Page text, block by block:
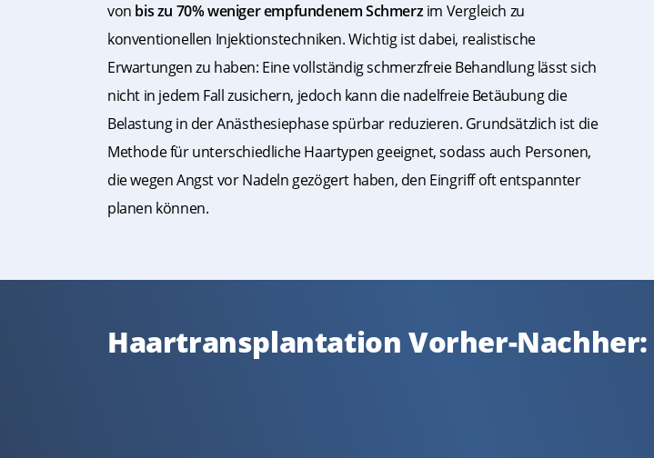
von bis zu 70% weniger empfundenem Schmerzim Vergleich zu
konventionellen Injektionstechniken. Wichtig ist dabei, realistische
Erwartungen zu haben: Eine vollständig schmerzfreie Behandlung lässt sich
nicht in jedem Fall zusichern, jedoch kann die nadelfreie Betäubung die
Belastung in der Anästhesiephase spürbar reduzieren. Grundsätzlich ist die
Methode für unterschiedliche Haartypen geeignet, sodass auch Personen,
die wegen Angst vor Nadeln gezögert haben, den Eingriff oft entspannter
planen können.
Haartransplantation Vorher-Nachher: